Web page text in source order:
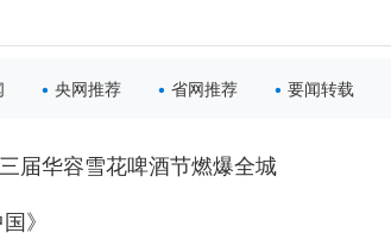
央网推荐 省网推荐 要闻转载
届华容雪花啤酒节燃爆全城
》